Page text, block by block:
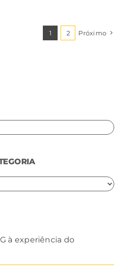
1 2 Próximo
à experiência do